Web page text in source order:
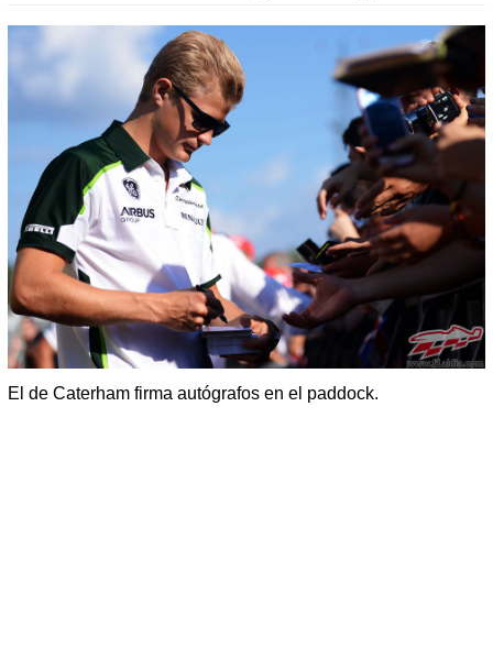
El de Caterham firma autógrafos en el paddock.